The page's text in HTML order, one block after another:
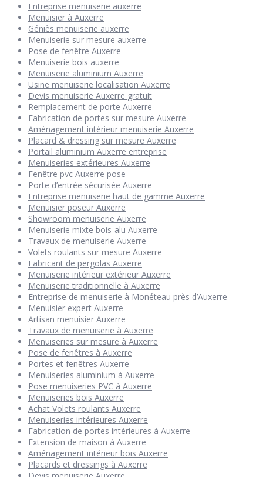
Entreprise menuiserie auxerre
Menuisier à Auxerre
Géniès menuiserie auxerre
Menuiserie sur mesure auxerre
Pose de fenêtre Auxerre
Menuiserie bois auxerre
Menuiserie aluminium Auxerre
Usine menuiserie localisation Auxerre
Devis menuiserie Auxerre gratuit
Remplacement de porte Auxerre
Fabrication de portes sur mesure Auxerre
Aménagement intérieur menuiserie Auxerre
Placard & dressing sur mesure Auxerre
Portail aluminium Auxerre entreprise
Menuiseries extérieures Auxerre
Fenêtre pvc Auxerre pose
Porte d’entrée sécurisée Auxerre
Entreprise menuiserie haut de gamme Auxerre
Menuisier poseur Auxerre
Showroom menuiserie Auxerre
Menuiserie mixte bois-alu Auxerre
Travaux de menuiserie Auxerre
Volets roulants sur mesure Auxerre
Fabricant de pergolas Auxerre
Menuiserie intérieur extérieur Auxerre
Menuiserie traditionnelle à Auxerre
Entreprise de menuiserie à Monéteau près d’Auxerre
Menuisier expert Auxerre
Artisan menuisier Auxerre
Travaux de menuiserie à Auxerre
Menuiseries sur mesure à Auxerre
Pose de fenêtres à Auxerre
Portes et fenêtres Auxerre
Menuiseries aluminium à Auxerre
Pose menuiseries PVC à Auxerre
Menuiseries bois Auxerre
Achat Volets roulants Auxerre
Menuiseries intérieures Auxerre
Fabrication de portes intérieures à Auxerre
Extension de maison à Auxerre
Aménagement intérieur bois Auxerre
Placards et dressings à Auxerre